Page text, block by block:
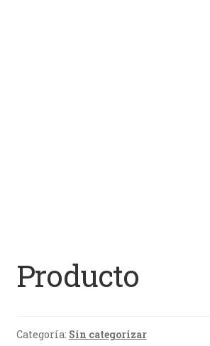
Producto
Categoría: Sin categorizar